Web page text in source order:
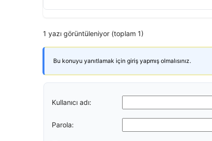
1 yazı görüntüleniyor (toplam 1)
Bu konuyu yanıtlamak için giriş yapmış olmalısınız.
Kullanıcı adı:
Parola: